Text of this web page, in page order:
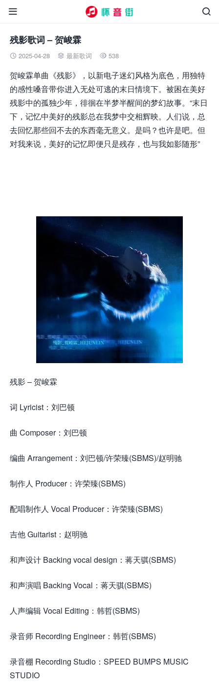


残影歌词 – 贺峻霖
 2025-04-28  最新歌词  538
贺峻霖单曲《残影》，以新电子迷幻风格为底色，用独特
的感性嗓音带你进入无处可逃的末日情境下。被困在美好
残影中的孤独少年，徘徊在半梦半醒间的梦幻故事。“末日
下，记忆中美好的残影总在我梦中交相辉映。人们说，总
去回忆那些回不去的东西毫无意义。是吗？也许是吧。但
对我来说，美好的记忆即便只是残存，也与我如影随形”
残影 – 贺峻霖
词 Lyricist：刘巴顿
曲 Composer：刘巴顿
编曲 Arrangement：刘巴顿/许荣臻(SBMS)/赵明驰
制作人 Producer：许荣臻(SBMS)
配唱制作人 Vocal Producer：许荣臻(SBMS)
吉他 Guitarist：赵明驰
和声设计 Backing vocal design：蒋天骐(SBMS)
和声演唱 Backing Vocal：蒋天骐(SBMS)
人声编辑 Vocal Editing：韩哲(SBMS)
录音师 Recording Engineer：韩哲(SBMS)
录音棚 Recording Studio：SPEED BUMPS MUSIC
STUDIO